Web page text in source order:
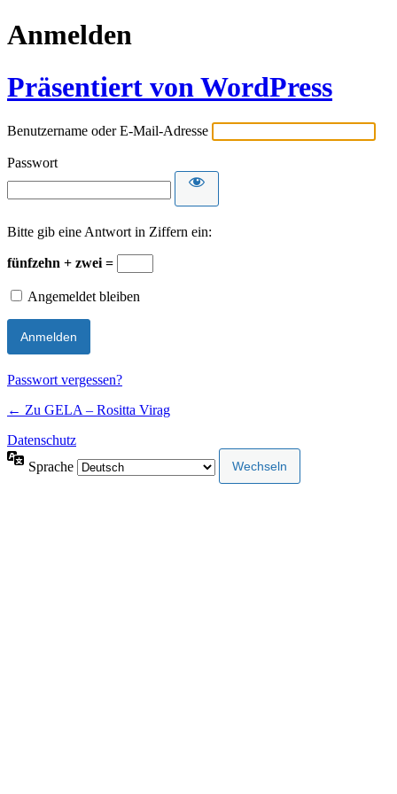
Anmelden
Präsentiert von WordPress
Benutzername oder E-Mail-Adresse
Passwort
Bitte gib eine Antwort in Ziffern ein:
fünfzehn + zwei =
Angemeldet bleiben
Passwort vergessen?
← Zu GELA – Rositta Virag
Datenschutz
Sprache